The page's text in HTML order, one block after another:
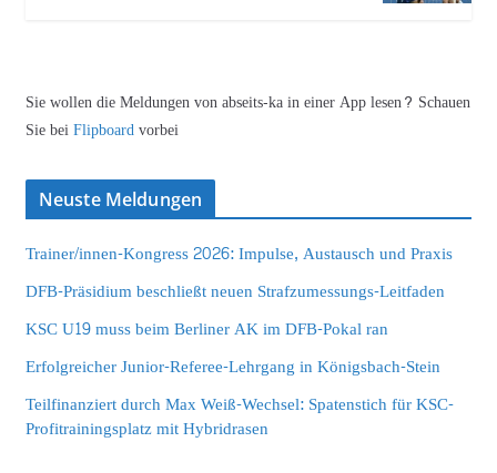
Sie wollen die Meldungen von abseits-ka in einer App lesen? Schauen
Sie beiFlipboardvorbei
Neuste Meldungen
Trainer/innen-Kongress 2026: Impulse, Austausch und Praxis
DFB-Präsidium beschließt neuen Strafzumessungs-Leitfaden
KSC U19 muss beim Berliner AK im DFB-Pokal ran
Erfolgreicher Junior-Referee-Lehrgang in Königsbach-Stein
Teilfinanziert durch Max Weiß-Wechsel: Spatenstich für KSC-
Profitrainingsplatz mit Hybridrasen